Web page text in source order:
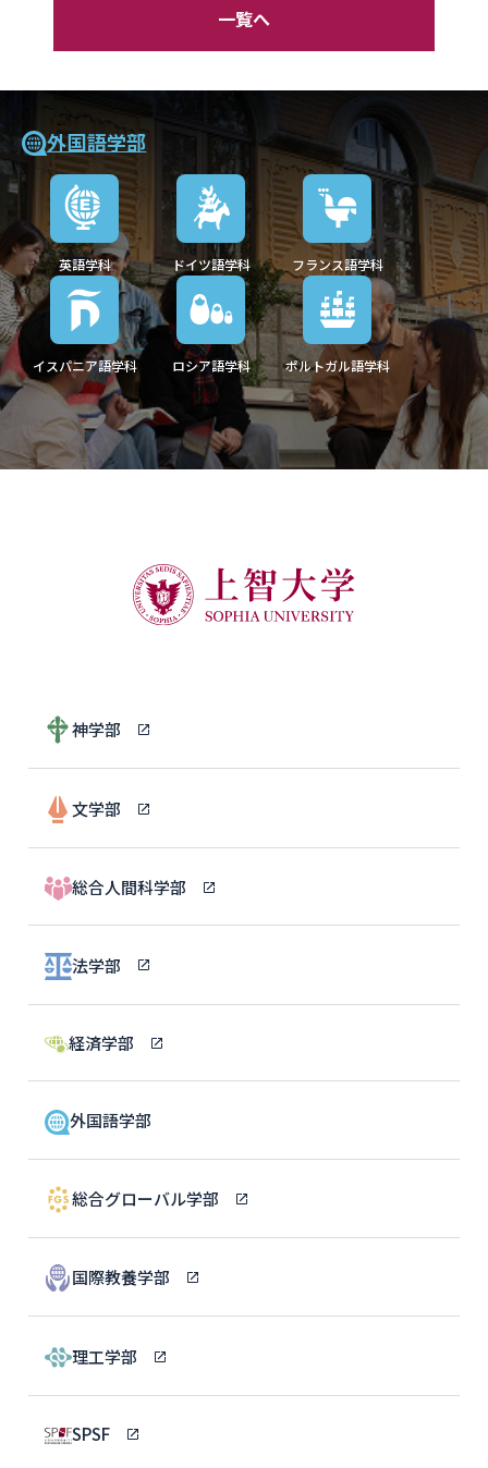
一覧へ
外国語学部
英語学科 ドイツ語学科 フランス語学科
イスパニア語学科 ロシア語学科 ポルトガル語学科
神学部
文学部
総合人間科学部
法学部
経済学部
外国語学部
総合グローバル学部
国際教養学部
理工学部
SPSF